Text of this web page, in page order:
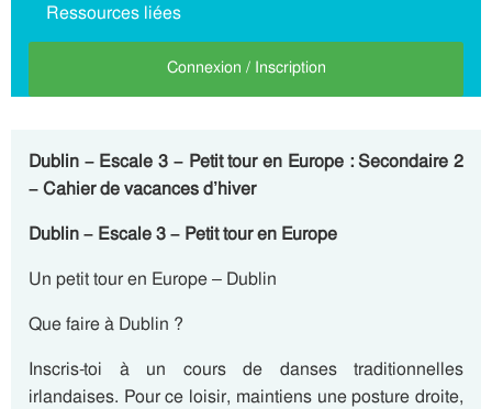
Ressources liées
Connexion / Inscription
Dublin – Escale 3 – Petit tour en Europe : Secondaire 2
– Cahier de vacances d’hiver
Dublin – Escale 3 – Petit tour en Europe
Un petit tour en Europe – Dublin
Que faire à Dublin ?
Inscris-toi à un cours de danses traditionnelles
irlandaises. Pour ce loisir, maintiens une posture droite,